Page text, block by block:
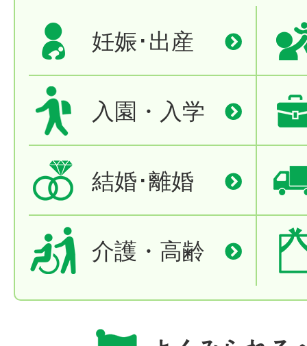
妊娠･出産
入園・入学
結婚･離婚
介護・高齢